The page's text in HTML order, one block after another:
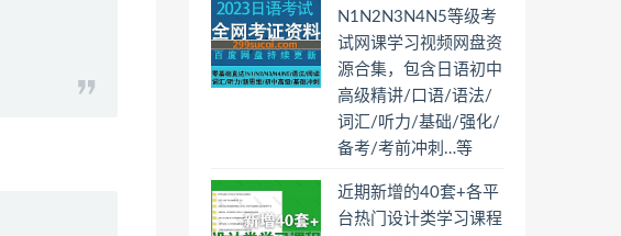
N1N2N3N4N5等级考
试网课学习视频网盘资
源合集，包含日语初中
高级精讲/口语/语法/
词汇/听力/基础/强化/
备考/考前冲刺…等
近期新增的40套+各平
台热门设计类学习课程